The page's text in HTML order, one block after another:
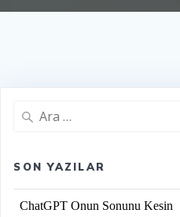
Arama:
SON YAZILAR
ChatGPT Onun Sonunu Kesin